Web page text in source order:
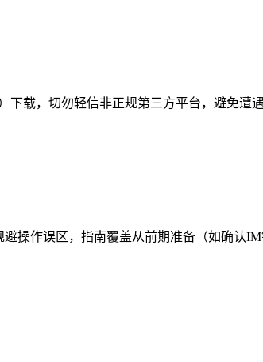
下载，切勿轻信非正规第三方平台，避免遭
操作误区，指南覆盖从前期准备（如确认IM